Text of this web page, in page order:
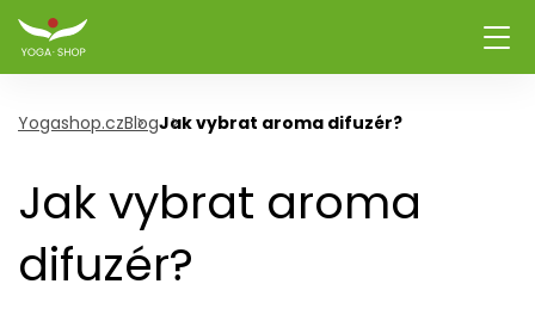
Yogashop.czBlogJak vybrat aroma difuzér?
Jak vybrat aroma
difuzér?